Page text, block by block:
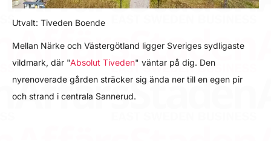
Utvalt: Tiveden Boende
Mellan Närke och Västergötland ligger Sveriges sydligaste
vildmark, där "Absolut Tiveden" väntar på dig. Den
nyrenoverade gården sträcker sig ända ner till en egen pir
och strand i centrala Sannerud.